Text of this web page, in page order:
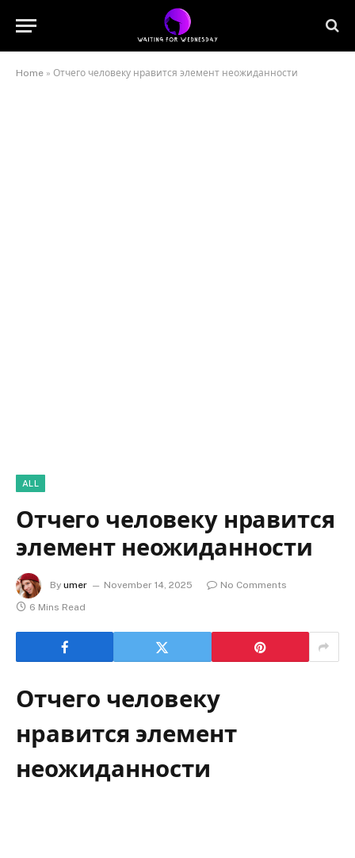
Home » Отчего человеку нравится элемент неожиданности
ALL
Отчего человеку нравится
элемент неожиданности
By umer November 14, 2025
No Comments
6 Mins Read
Отчего человеку
нравится элемент
неожиданности